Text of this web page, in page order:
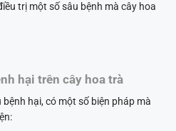
trị một số sâu bệnh mà cây hoa
hại trên cây hoa trà
hại, có một số biện pháp mà